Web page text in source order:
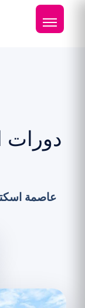
دورات
عاصمة